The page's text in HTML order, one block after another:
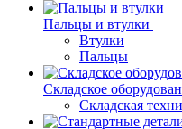
Пальцы и втулки
Втулки
Пальцы
Складское
Складская